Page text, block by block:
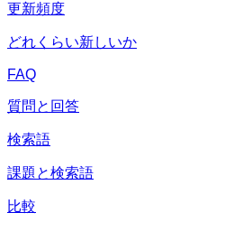
更新頻度
どれくらい新しいか
FAQ
質問と回答
検索語
課題と検索語
比較